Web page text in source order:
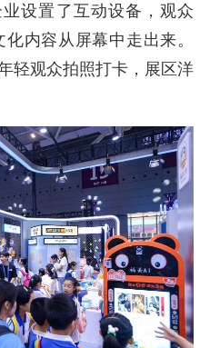
设置了互动设备，观众
内容从屏幕中走出来。
轻观众拍照打卡，展区洋